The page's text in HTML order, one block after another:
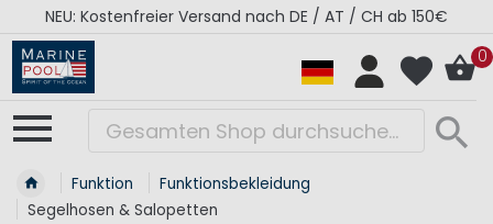
/ CH ab 150€
RÉGATES ROYALES Kollektion -
0
Funktion
Funktionsbekleidung
Segelhosen & Salopetten